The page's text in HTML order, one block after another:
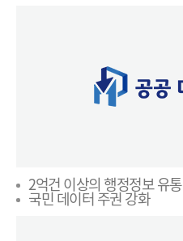
2억건 이상의 행정정보 유통
국민 데이터 주권 강화